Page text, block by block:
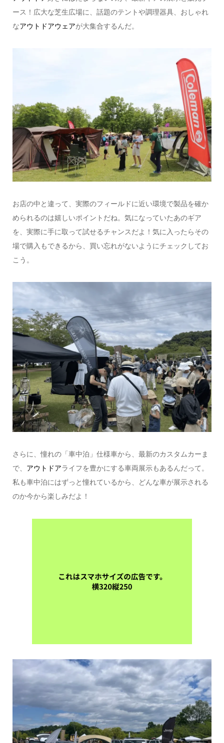
ース！広大な芝生広場に、話題のテントや調理器具、おしゃれ
なアウトドアウェアが大集合するんだ。
お店の中と違って、実際のフィールドに近い環境で製品を確か
められるのは嬉しいポイントだね。気になっていたあのギア
を、実際に手に取って試せるチャンスだよ！気に入ったらその
場で購入もできるから、買い忘れがないようにチェックしてお
こう。
さらに、憧れの「車中泊」仕様車から、最新のカスタムカーま
で、 アウトドアライフを豊かにする車両展示もあるんだって。
私も車中泊にはずっと憧れているから、どんな車が展示される
のか今から楽しみだよ！